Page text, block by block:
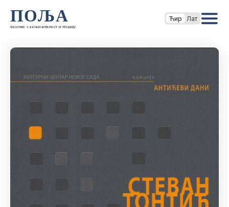
ПОЉА
часопис за књижевност и теорију
Ћир Лат